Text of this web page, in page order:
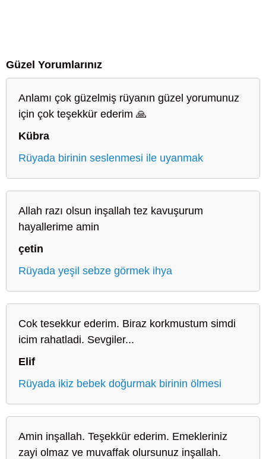
Güzel Yorumlarınız
Anlamı çok güzelmiş rüyanın güzel yorumunuz
için çok teşekkür ederim 🙏
Kübra
Rüyada birinin seslenmesi ile uyanmak
Allah razı olsun inşallah tez kavuşurum
hayallerime amin
çetin
Rüyada yeşil sebze görmek ihya
Cok tesekkur ederim. Biraz korkmustum simdi
icim rahatladi. Sevgiler...
Elif
Rüyada ikiz bebek doğurmak birinin ölmesi
Amin inşallah. Teşekkür ederim. Emekleriniz
zayi olmaz ve muvaffak olursunuz inşallah.